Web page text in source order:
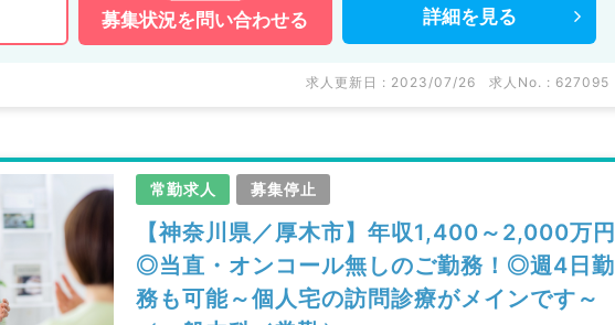
募集状況を 問い合わせる 詳細を 見る
求人更新日 : 2023/07/26 求人No. : 627095
常勤求人 募集停止
【神奈川県／厚木市】年収1,400～2,000万円
◎当直・オンコール無しのご勤務！◎週4日勤
務も可能～個人宅の訪問診療がメインです～